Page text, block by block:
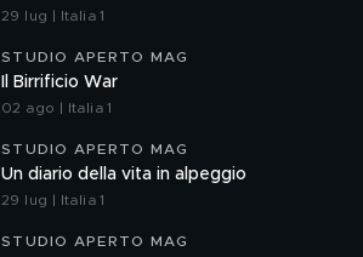
29 lug | Italia 1
STUDIO APERTO MAG
Il Birrificio War
02 ago | Italia 1
STUDIO APERTO MAG
Un diario della vita in alpeggio
29 lug | Italia 1
STUDIO APERTO MAG